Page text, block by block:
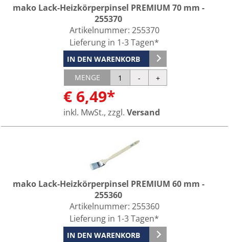
mako Lack-Heizkörperpinsel PREMIUM 70 mm -
255370
Artikelnummer: 255370
Lieferung in 1-3 Tagen*
IN DEN WARENKORB
MENGE
€ 6,49*
inkl. MwSt., zzgl. Versand
mako Lack-Heizkörperpinsel PREMIUM 60 mm -
255360
Artikelnummer: 255360
Lieferung in 1-3 Tagen*
IN DEN WARENKORB